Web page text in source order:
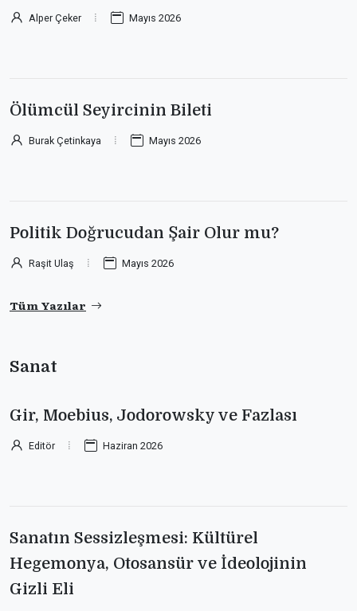
Alper Çeker Mayıs 2026
Ölümcül Seyircinin Bileti
Burak Çetinkaya Mayıs 2026
Politik Doğrucudan Şair Olur mu?
Raşit Ulaş Mayıs 2026
Tüm Yazılar
Sanat
Gir, Moebius, Jodorowsky ve Fazlası
Editör Haziran 2026
Sanatın Sessizleşmesi: Kültürel
Hegemonya, Otosansür ve İdeolojinin
Gizli Eli